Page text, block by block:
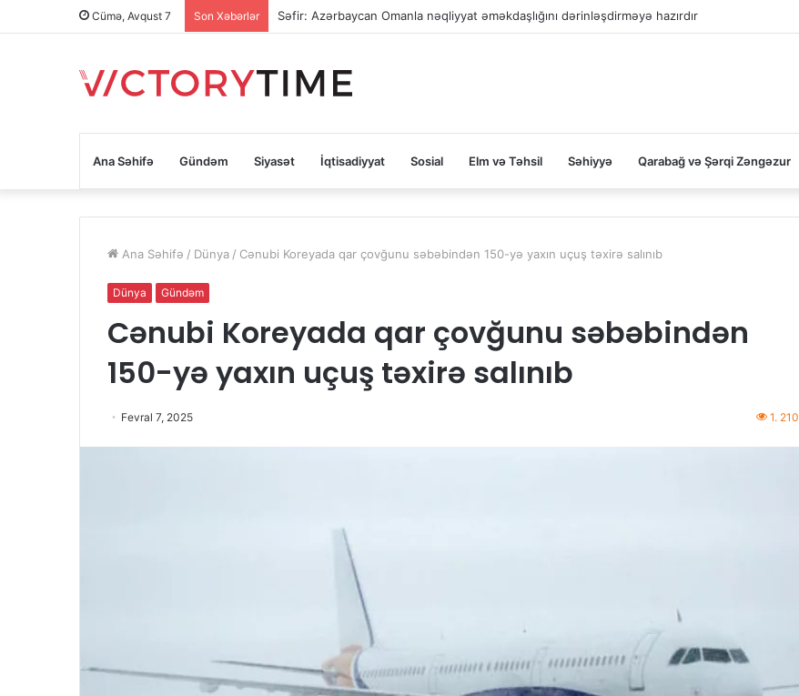
Cümə, Avqust 7 Son Xəbərlər Səfir: Azərbaycan Omanla nəqliyyat əməkdaşlığını dərinləşdirməyə hazırdır
Ana Səhifə Gündəm Siyasət İqtisadiyyat Sosial Elm və Təhsil Səhiyyə Qarabağ və Şərqi Zəngəzur
Ana Səhifə / Dünya / Cənubi Koreyada qar çovğunu səbəbindən 150-yə yaxın uçuş təxirə salınıb
Dünya Gündəm
Cənubi Koreyada qar çovğunu səbəbindən
150-yə yaxın uçuş təxirə salınıb
Fevral 7, 2025 1. 210